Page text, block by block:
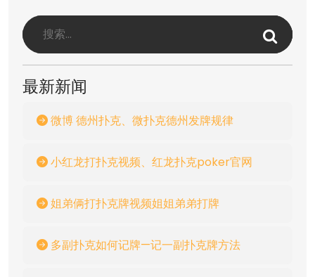
最新新闻
微博 德州扑克、微扑克德州发牌规律
小红龙打扑克视频、红龙扑克poker官网
姐弟俩打扑克牌视频姐姐弟弟打牌
多副扑克如何记牌—记一副扑克牌方法